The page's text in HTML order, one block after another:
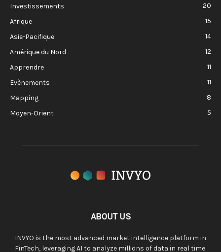
Investissements
20
Afrique
15
Asie-Pacifique
14
Amérique du Nord
12
Apprendre
11
Evènements
11
Mapping
8
Moyen-Orient
5
ABOUT US
INVYO is the most advanced market intelligence platform in
FinTech, leveraging AI to analyze millions of data in real time.